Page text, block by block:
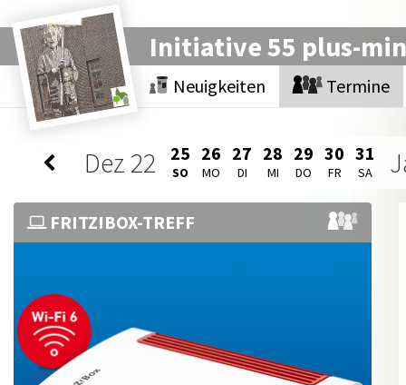
Initiative 55 plus-
Neuigkeiten Termine
Dez 22 25
SO
26
MO
27
DI
28
MI
29
DO
30
FR
31
SA
FRITZ!BOX-TREFF